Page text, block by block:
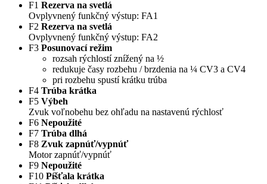
F1 Rezerva na svetlá
Ovplyvnený funkčný výstup: FA1
F2 Rezerva na svetlá
Ovplyvnený funkčný výstup: FA2
F3 Posunovací režim
rozsah rýchlostí znížený na ½
redukuje časy rozbehu / brzdenia na ¼ CV3 a CV4
pri rozbehu spustí krátku trúba
F4 Trúba krátka
F5 Výbeh
Zvuk voľnobehu bez ohľadu na nastavenú rýchlosť
F6 Nepoužité
F7 Trúba dlhá
F8 Zvuk zapnúť/vypnúť
Motor zapnúť/vypnúť
F9 Nepoužité
F10 Píšťala krátka